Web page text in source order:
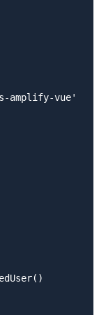
amplify-vue'